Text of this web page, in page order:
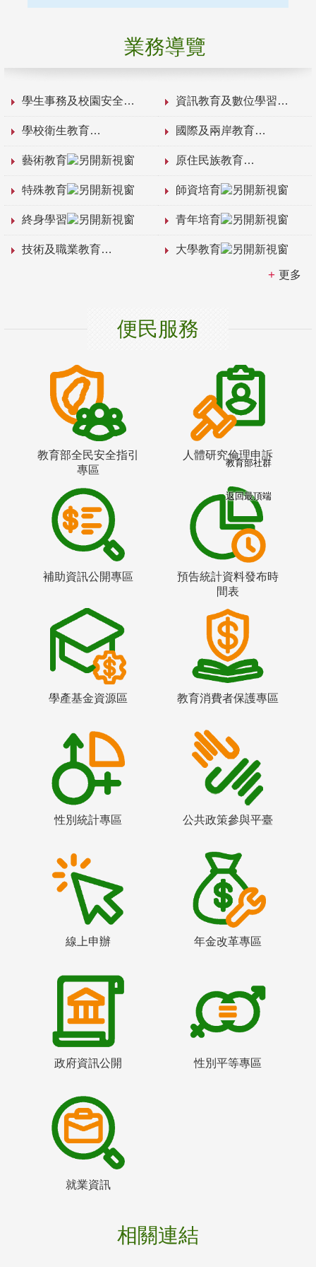
業務導覽
學生事務及校園安全 資訊教育及數位學習
學校衛生教育 國際及兩岸教育
藝術教育 原住民族教育
特殊教育 師資培育
終身學習 青年培育
技術及職業教育 大學教育
更多
便民服務
教育部全民安全指引
專區
人體研究倫理申訴
補助資訊公開專區
預告統計資料發布時
間表
學產基金資源區 教育消費者保護專區
性別統計專區 公共政策參與平臺
線上申辦 年金改革專區
政府資訊公開 性別平等專區
就業資訊
相關連結
教育部社群
返回最頂端